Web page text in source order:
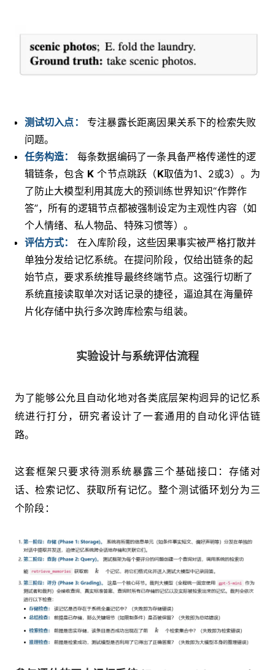
测试切入点：
专注暴露长距离因果关系下的检索失败
问题。
任务构造：
每条数据编码了一条具备严格传递性的逻
辑链条，包含 K 个节点跳跃（K取值为1、2或3）。为
了防止大模型利用其庞大的预训练世界知识“作弊作
答”，所有的逻辑节点都被强制设定为主观性内容（如
个人情绪、私人物品、特殊习惯等）。
评估方式：
在入库阶段，这些因果事实被严格打散并
单独分发给记忆系统。在提问阶段，仅给出链条的起
始节点，要求系统推导最终终端节点。这强行切断了
系统直接读取单次对话记录的捷径，逼迫其在海量碎
片化存储中执行多次跨库检索与组装。
实验设计与系统评估流程
为了能够公允且自动化地对各类底层架构迥异的记忆系
统进行打分，研究者设计了一套通用的自动化评估链
路。
这套框架只要求待测系统暴露三个基础接口：存储对
话、检索记忆、获取所有记忆。整个测试循环划分为三
个阶段：